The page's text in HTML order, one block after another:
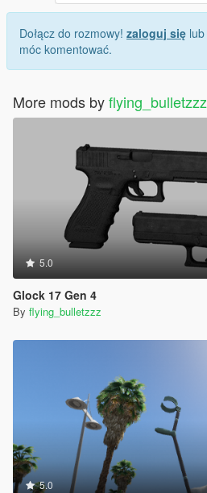
Dołącz do rozmowy! zaloguj się lub
móc komentować.
More mods byflying_bulletzzz
5.0
Glock 17 Gen 4
By flying_bulletzzz
5.0